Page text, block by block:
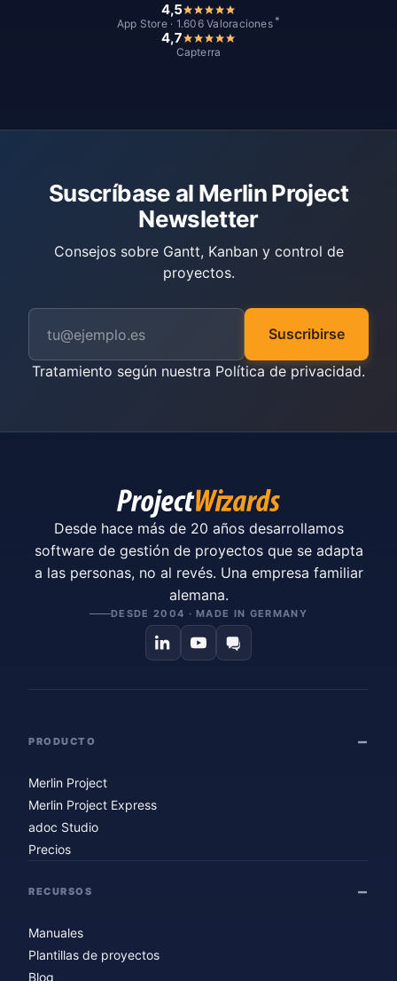
4,5
App Store · 1.606 Valoraciones *
4,7
Capterra
Suscríbase al Merlin Project
Newsletter
Consejos sobre Gantt, Kanban y control de
proyectos.
Suscribirse
Tratamiento según nuestra Política de privacidad.
Desde hace más de 20 años desarrollamos
software de gestión de proyectos que se adapta
a las personas, no al revés. Una empresa familiar
alemana.
DESDE 2004 · MADE IN GERMANY
PRODUCTO
Merlin Project
Merlin Project Express
adoc Studio
Precios
RECURSOS
Manuales
Plantillas de proyectos
Blog